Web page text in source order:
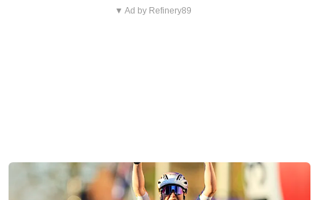
▼ Ad by Refinery89